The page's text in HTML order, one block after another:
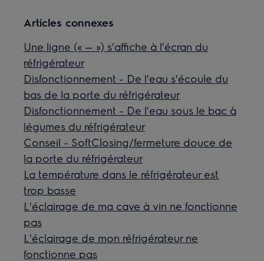
Articles connexes
Une ligne (« — ») s'affiche à l'écran du
réfrigérateur
Disfonctionnement - De l'eau s'écoule du
bas de la porte du réfrigérateur
Disfonctionnement - De l'eau sous le bac à
légumes du réfrigérateur
Conseil - SoftClosing/fermeture douce de
la porte du réfrigérateur
La température dans le réfrigérateur est
trop basse
L'éclairage de ma cave à vin ne fonctionne
pas
L'éclairage de mon réfrigérateur ne
fonctionne pas